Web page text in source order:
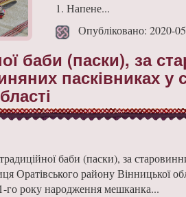
1. Напене...
Опубліковано: 2020-
баби (паски), за
пасківниках
баби (паски), за
Оратівського району Вінницької
го року народження мешканка...